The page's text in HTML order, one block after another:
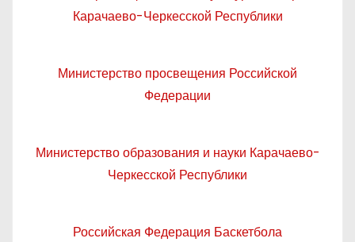
Карачаево-Черкесской Республики
Министерство просвещения Российской
Федерации
Министерство образования и науки Карачаево-
Черкесской Республики
Российская Федерация Баскетбола